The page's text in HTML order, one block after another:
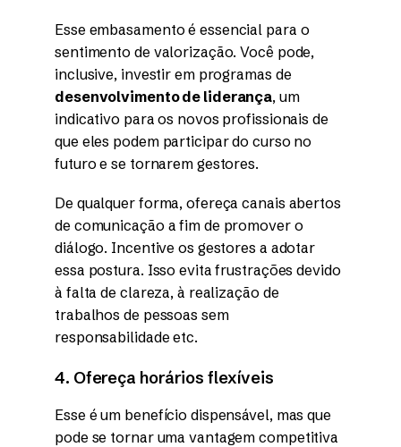
Esse embasamento é essencial para o
sentimento de valorização. Você pode,
inclusive, investir em programas de
desenvolvimento de liderança, um
indicativo para os novos profissionais de
que eles podem participar do curso no
futuro e se tornarem gestores.
De qualquer forma, ofereça canais abertos
de comunicação a fim de promover o
diálogo. Incentive os gestores a adotar
essa postura. Isso evita frustrações devido
à falta de clareza, à realização de
trabalhos de pessoas sem
responsabilidade etc.
4. Ofereça horários flexíveis
Esse é um benefício dispensável, mas que
pode se tornar uma vantagem competitiva